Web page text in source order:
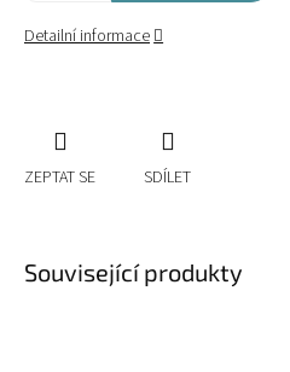
Detailní informace
ZEPTAT SE SDÍLET
Související produkty